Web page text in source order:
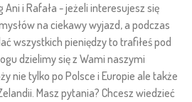
Ani i Rafała - jeżeli interesujesz się
na ciekawy wyjazd, a podczas
wszystkich pieniędzy to trafiłeś pod
dzielimy się z Wami naszymi
nie tylko po Polsce i Europie ale także
Masz pytania? Chcesz wiedzieć